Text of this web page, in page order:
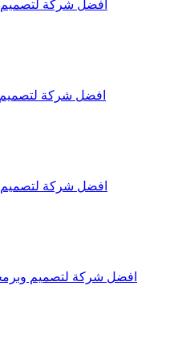
افضل شركة لتصميم
افضل شركة لتصميم
افضل شركة لتصميم
افضل شركة لتصميم